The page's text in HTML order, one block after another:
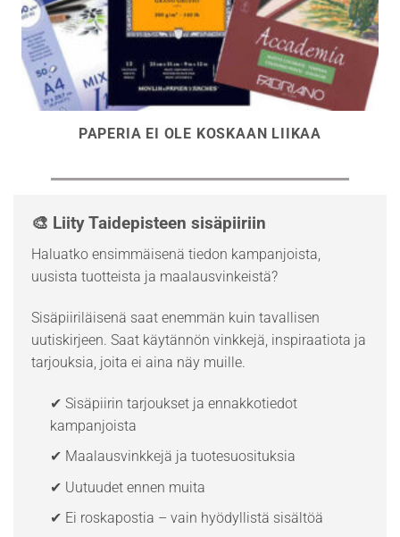
PAPERIA EI OLE KOSKAAN LIIKAA
🎨 Liity Taidepisteen sisäpiiriin
Haluatko ensimmäisenä tiedon kampanjoista,
uusista tuotteista ja maalausvinkeistä?
Sisäpiiriläisenä saat enemmän kuin tavallisen
uutiskirjeen. Saat käytännön vinkkejä, inspiraatiota ja
tarjouksia, joita ei aina näy muille.
✔ Sisäpiirin tarjoukset ja ennakkotiedot
kampanjoista
✔ Maalausvinkkejä ja tuotesuosituksia
✔ Uutuudet ennen muita
✔ Ei roskapostia – vain hyödyllistä sisältöä